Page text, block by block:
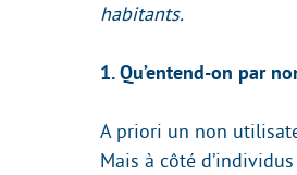
habitants.
1. Qu’entend-on par
A priori un non
Mais à côté